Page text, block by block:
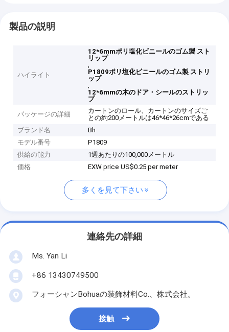
製品の説明
ハイライト
12*6mmポリ塩化ビニールのゴム製 スト
リップ
,
P1809ポリ塩化ビニールのゴム製 ストリ
ップ
,
12*6mmの木のドア・シールのストリッ
プ
パッケージの詳細
カートンのロール、カートンのサイズご
との約200メートルは46*46*26cmである
ブランド名
Bh
モデル番号
P1809
供給の能力
1週あたりの100,000メートル
価格
EXW price US$0.25 per meter
多くを見て下さい
連絡先の詳細
Ms. Yan Li
+86 13430749500
フォーシャンBohuaの装飾材料Co.、株式会社。
接触